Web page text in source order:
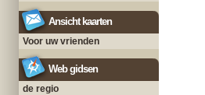
Ansicht kaarten
Voor uw vrienden
Web gidsen
de regio